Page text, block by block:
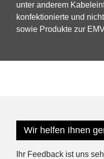
unter anderem
konfektionierte und
sowie Produkte zur
Wir helfen Ihnen
Ihr Feedback ist uns